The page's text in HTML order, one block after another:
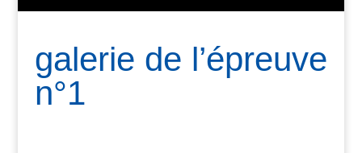
galerie de l’épreuve
n°1